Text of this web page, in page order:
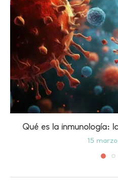
Qué es la inmunología:
15